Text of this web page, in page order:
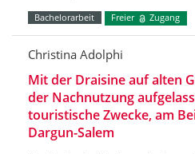
Bachelorarbeit Freier Zugang
Christina Adolphi
Mit der Draisine auf alten
der Nachnutzung
touristische Zwecke, am
Dargun-Salem